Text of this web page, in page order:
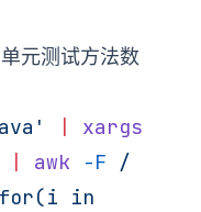
元测试方法数
xargs
awk -F /
in